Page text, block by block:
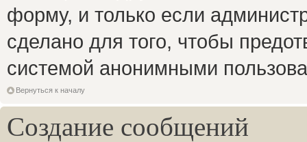
форму, и только если
сделано для того, чтобы
системой анонимными
Вернуться к началу
Создание сообщений